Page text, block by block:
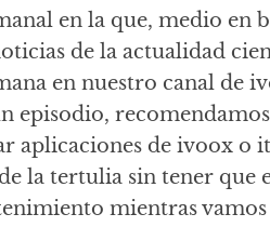
en la que, medio en
de la actualidad
en nuestro canal de
episodio,
aplicaciones de ivoox o
la tertulia sin tener que
mientras